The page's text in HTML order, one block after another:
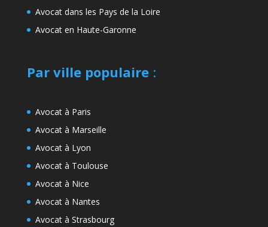
Avocat dans les Pays de la Loire
Avocat en Haute-Garonne
Par ville populaire:
Avocat à Paris
Avocat à Marseille
Avocat à Lyon
Avocat à Toulouse
Avocat à Nice
Avocat à Nantes
Avocat à Strasbourg